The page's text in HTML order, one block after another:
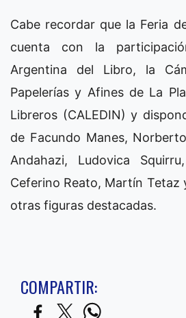
Cabe recordar que la Feria
cuenta con la
Argentina del Libro, la
Papelerías y Afines de La
Libreros (CALEDIN) y
de Facundo Manes,
Andahazi, Ludovica
Ceferino Reato, Martín Tetaz
otras figuras destacadas.
COMPARTIR: